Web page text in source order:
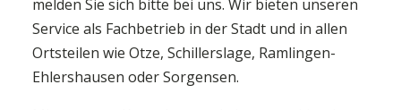
melden Sie sich bitte bei uns. Wir bieten unseren
Service als Fachbetrieb in der Stadt und in allen
Ortsteilen wie Otze, Schillerslage, Ramlingen-
Ehlershausen oder Sorgensen.